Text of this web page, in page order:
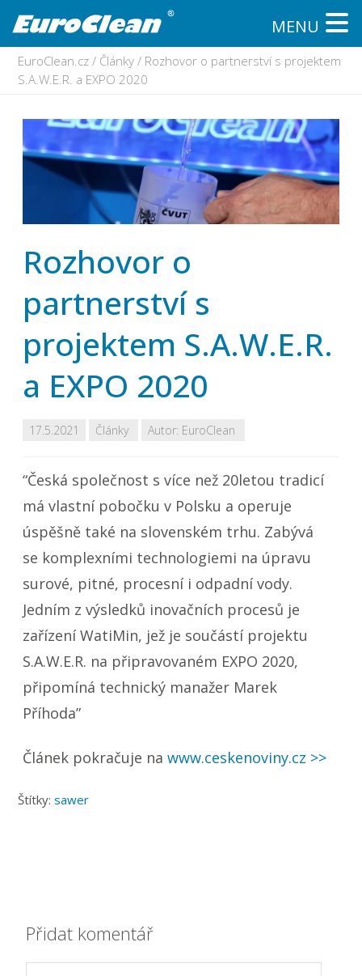
MENU
EuroClean.cz / Články / Rozhovor o partnerství s projektem
S.A.W.E.R. a EXPO 2020
Rozhovor o
partnerství s
projektem S.A.W.E.R.
a EXPO 2020
17.5.2021 Články Autor: EuroClean
“Česká společnost s více než 20letou tradicí
má vlastní pobočku v Polsku a operuje
úspěšně také na slovenském trhu. Zabývá
se komplexními technologiemi na úpravu
surové, pitné, procesní i odpadní vody.
Jedním z výsledků inovačních procesů je
zařízení WatiMin, jež je součástí projektu
S.A.W.E.R. na připravovaném EXPO 2020,
připomíná technický manažer Marek
Příhoda”
Článek pokračuje nawww.ceskenoviny.cz >>
Štítky:sawer
Přidat komentář